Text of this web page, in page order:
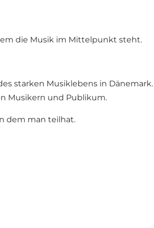
die Musik im Mittelpunkt steht.
starken Musiklebens in
Musikern und Publikum.
dem man teilhat.